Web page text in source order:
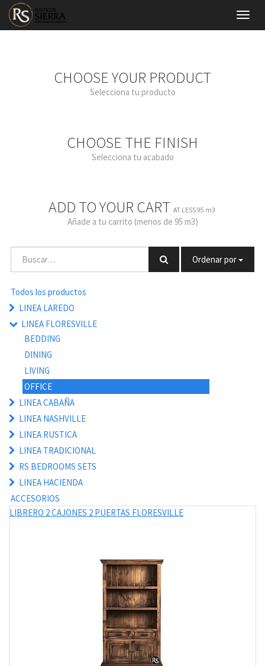
Menú
de
CHOOSE YOUR PRODUCT
Selecciona tu producto
CHOOSE THE FINISH
Selecciona tu acabado
ADD TO YOUR CART AT LESS 95 m3
Añade a tu carrito (menos de 95 m3)
Ordenar por
Todos los productos
LINEA LAREDO
LINEA FLORESVILLE
BEDDING
DINING
LIVING
OFFICE
LINEA CABAÑA
LINEA NASHVILLE
LINEA RUSTICA
LINEA TRADICIONAL
RS BEDROOMS SETS
LINEA HACIENDA
ACCESORIOS
LIBRERO 2 CAJONES 2 PUERTAS FLORESVILLE